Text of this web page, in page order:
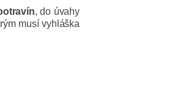
, do úvahy
musí vyhláška